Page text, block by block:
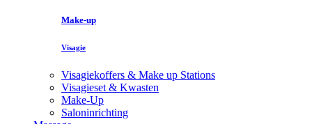
Make-up
Visagie
Visagiekoffers & Make up Stations
Visagieset & Kwasten
Make-Up
Saloninrichting